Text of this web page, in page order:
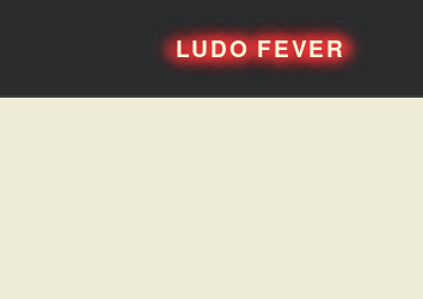
LUDO FEVER